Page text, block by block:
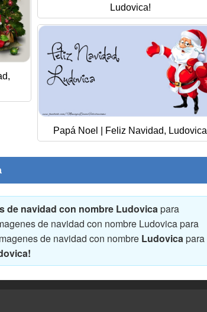
Ludovica!
Papá Noel | Feliz Navidad, Ludovica
de navidad con nombre Ludovicapara
de navidad con nombre Ludovica para
de navidad con nombre Ludovicapara